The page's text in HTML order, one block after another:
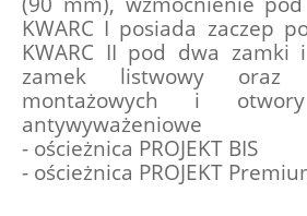
KWARC I posiada zaczep
KWARC II pod dwa zamki
zamek listwowy oraz
montażowych i
antywyważeniowe
- ościeżnica PROJEKT BIS
- ościeżnica PROJEKT